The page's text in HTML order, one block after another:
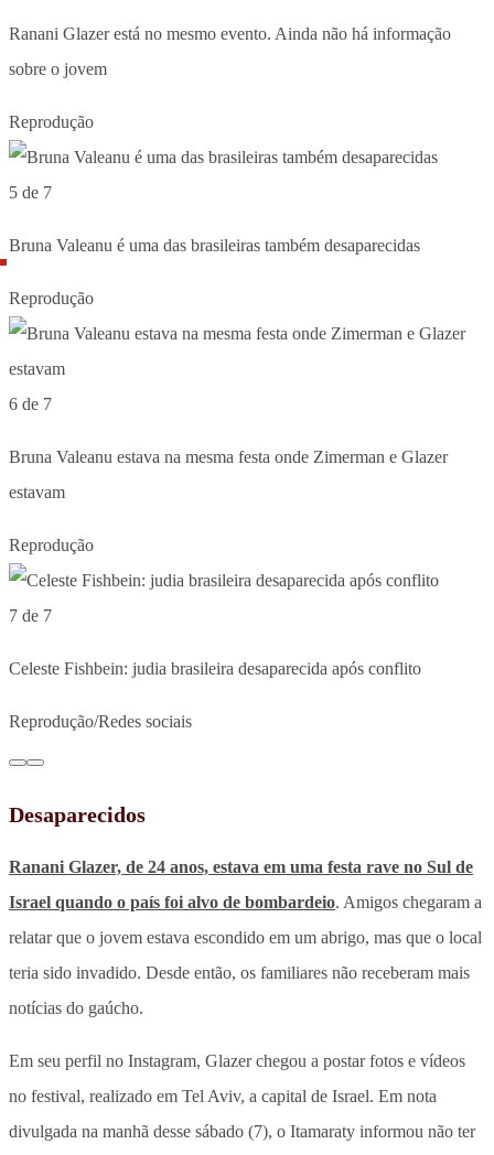
Ranani Glazer está no mesmo evento. Ainda não há informação
sobre o jovem
Reprodução
5 de 7
Bruna Valeanu é uma das brasileiras também desaparecidas
Reprodução
6 de 7
Bruna Valeanu estava na mesma festa onde Zimerman e Glazer
estavam
Reprodução
7 de 7
Celeste Fishbein: judia brasileira desaparecida após conflito
Reprodução/Redes sociais
Desaparecidos
Ranani Glazer, de 24 anos, estava em uma festa rave no Sul de
Israel quando o país foi alvo de bombardeio. Amigos chegaram a
relatar que o jovem estava escondido em um abrigo, mas que o local
teria sido invadido. Desde então, os familiares não receberam mais
notícias do gaúcho.
Em seu perfil no Instagram, Glazer chegou a postar fotos e vídeos
no festival, realizado em Tel Aviv, a capital de Israel. Em nota
divulgada na manhã desse sábado (7), o Itamaraty informou não ter